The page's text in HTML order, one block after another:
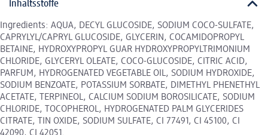
Inhaltsstoffe
Ingredients: AQUA, DECYL GLUCOSIDE, SODIUM COCO-SULFATE,
CAPRYLYL/CAPRYL GLUCOSIDE, GLYCERIN, COCAMIDOPROPYL
BETAINE, HYDROXYPROPYL GUAR HYDROXYPROPYLTRIMONIUM
CHLORIDE, GLYCERYL OLEATE, COCO-GLUCOSIDE, CITRIC ACID,
PARFUM, HYDROGENATED VEGETABLE OIL, SODIUM HYDROXIDE,
SODIUM BENZOATE, POTASSIUM SORBATE, DIMETHYL PHENETHYL
ACETATE, TERPINEOL, CALCIUM SODIUM BOROSILICATE, SODIUM
CHLORIDE, TOCOPHEROL, HYDROGENATED PALM GLYCERIDES
CITRATE, TIN OXIDE, SODIUM SULFATE, CI 77491, CI 45100, CI